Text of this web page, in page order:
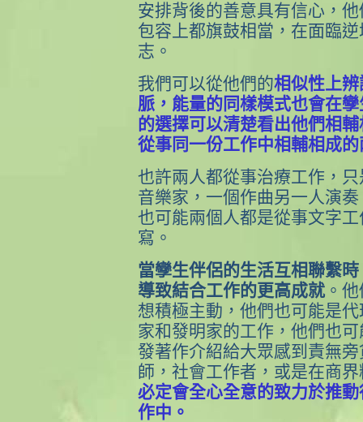
安排背後的善意具有信心，
包容上都旗鼓相當，在面臨
志。
我們可以從他們的相似性上
脈，能量的同樣模式也會在
的選擇可以清楚看出他們相
從事同一份工作中相輔相成的
也許兩人都從事治療工作，
音樂家，一個作曲另一人演
也可能兩個人都是從事文字
寫。
當孿生伴侶的生活互相聯繫
導致結合工作的更高成就 。
想積極主動，他們也可能是
家和發明家的工作，他們也
發著作介紹給大眾感到責無
師，社會工作者，或是在商
必定會全心全意的致力於推
作中。